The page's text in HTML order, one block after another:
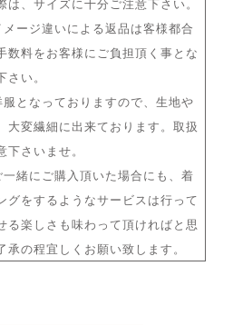
は、サイズに十分ご注意下さい。
ージ違いによる返品は客様都合
数料をお客様にご負担頂く事とな
さい。
となっておりますので、生地や
大変繊細に出来ております。取扱
下さいませ。
緒にご購入頂いた場合にも、着
グをするようなサービスは行って
る楽しさも味わって頂ければと思
承の程宜しくお願い致します。